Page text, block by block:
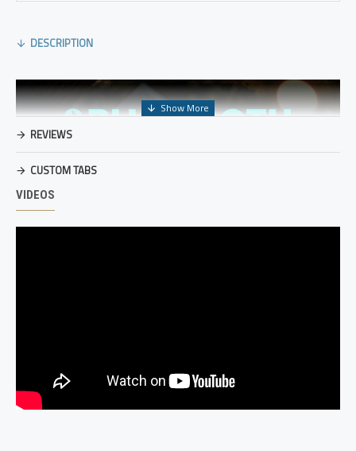
DESCRIPTION
REVIEWS
CUSTOM TABS
VIDEOS